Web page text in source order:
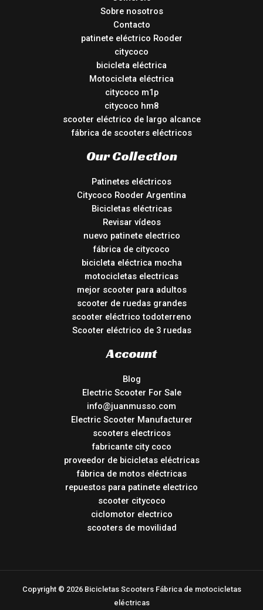
Sobre nosotros
Contacto
patinete eléctrico Rooder
citycoco
bicicleta eléctrica
Motocicleta eléctrica
citycoco m1p
citycoco hm8
scooter eléctrico de largo alcance
fábrica de scooters eléctricos
Our Collection
Patinetes eléctricos
Citycoco Rooder Argentina
Bicicletas eléctricas
Revisar vídeos
nuevo patinete electrico
fábrica de citycoco
bicicleta eléctrica mocha
motocicletas electricas
mejor scooter para adultos
scooter de ruedas grandes
scooter eléctrico todoterreno
Scooter eléctrico de 3 ruedas
Account
Blog
Electric Scooter For Sale
info@juanmusso.com
Electric Scooter Manufacturer
scooters electricos
fabricante city coco
proveedor de bicicletas eléctricas
fábrica de motos eléctricas
repuestos para patinete electrico
scooter citycoco
ciclomotor electrico
scooters de movilidad
Copyright © 2026 Bicicletas Scooters Fábrica de motocicletas
eléctricas